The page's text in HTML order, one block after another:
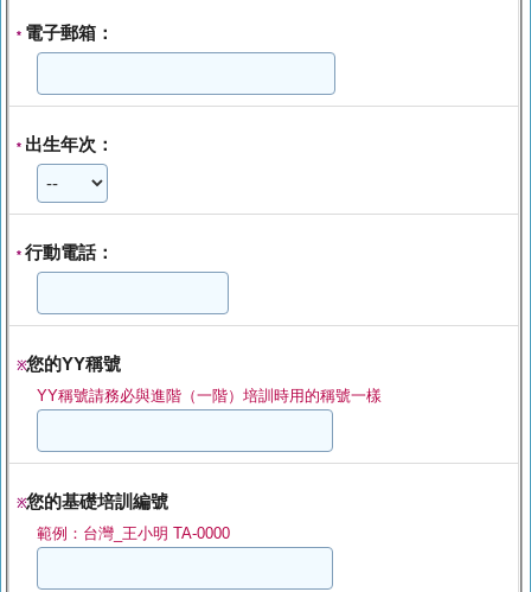
* 電子郵箱：
* 出生年次：
* 行動電話：
※您的YY稱號
YY稱號請務必與進階（一階）培訓時用的稱號一樣
※您的基礎培訓編號
範例：台灣_王小明 TA-0000